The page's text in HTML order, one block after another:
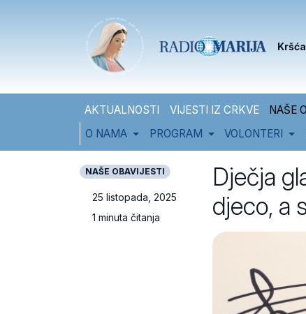
AKTUALNOSTI VIJESTI IZ CRKVE NAŠE
O NAMA
PROGRAM VOLONTERI
NAŠE OBAVIJESTI
25 listopada, 2025
1 minuta čitanja
Dječja
djeco, a